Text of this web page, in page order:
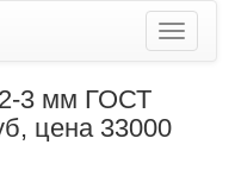
2-3 мм ГОСТ
цена 33000